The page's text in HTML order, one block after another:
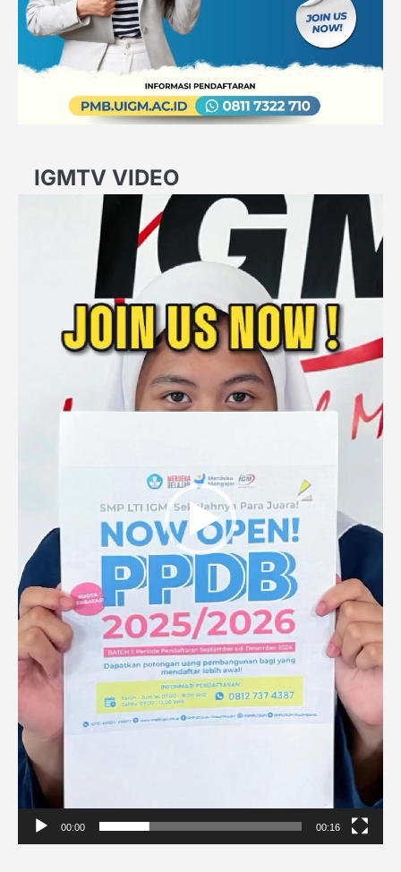
IGMTV VIDEO
00:00 00:16